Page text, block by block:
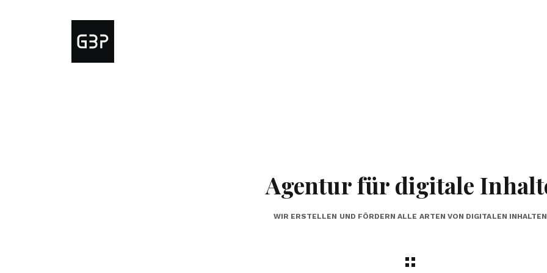
Agentur für digitale
WIR ERSTELLEN UND FÖRDERN ALLE ARTEN VON DIGITALEN INHALTEN